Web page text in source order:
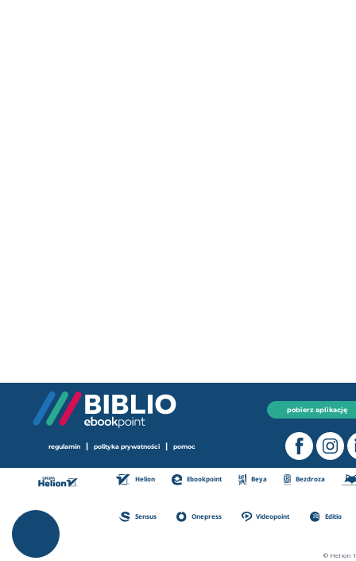
pobierz aplikację
regulamin | polityka prywatności | pomoc
Helion Ebookpoint Beya Bezdroza
Sensus Onepress Videopoint Editio
© Helion